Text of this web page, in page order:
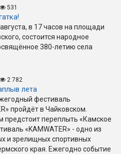
531
в 17 часов на площади
состоится народное
380-летию села
2 782
лета
фестиваль
пройдёт в Чайковском.
предстоит переплыть «Камское
«KAMWATER» - одно из
и зрелищных спортивных
края. Ежегодно событие